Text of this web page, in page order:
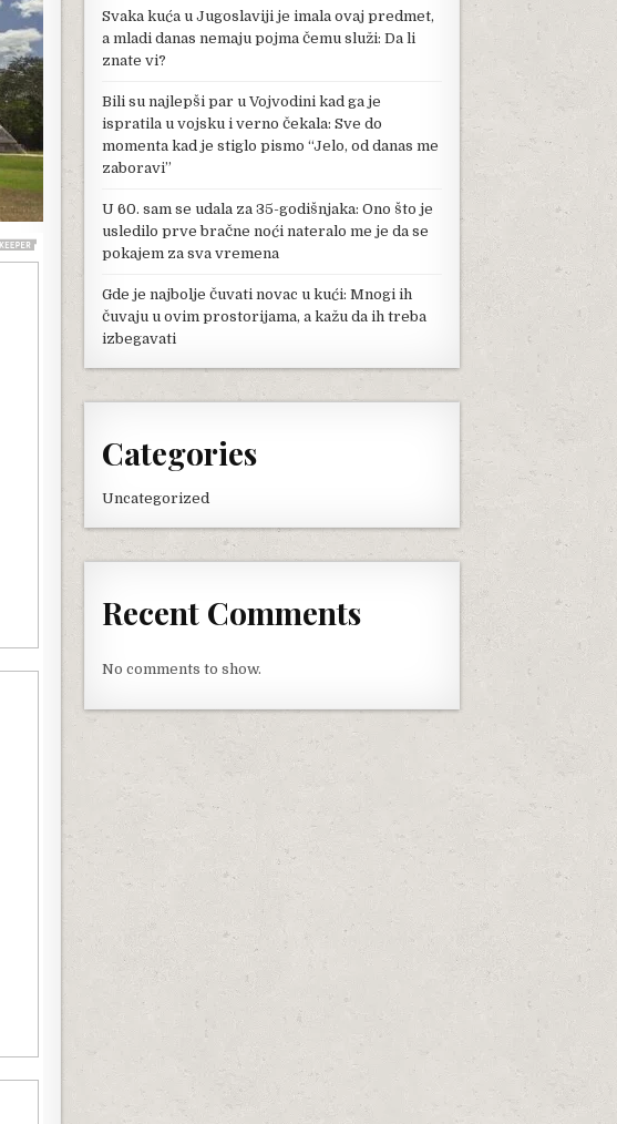
Svaka kuća u Jugoslaviji je imala ovaj predmet,
a mladi danas nemaju pojma čemu služi: Da li
znate vi?
Bili su najlepši par u Vojvodini kad ga je
ispratila u vojsku i verno čekala: Sve do
momenta kad je stiglo pismo “Jelo, od danas me
zaboravi”
U 60. sam se udala za 35-godišnjaka: Ono što je
usledilo prve bračne noći nateralo me je da se
pokajem za sva vremena
Gde je najbolje čuvati novac u kući: Mnogi ih
čuvaju u ovim prostorijama, a kažu da ih treba
izbegavati
Categories
Uncategorized
Recent Comments
No comments to show.